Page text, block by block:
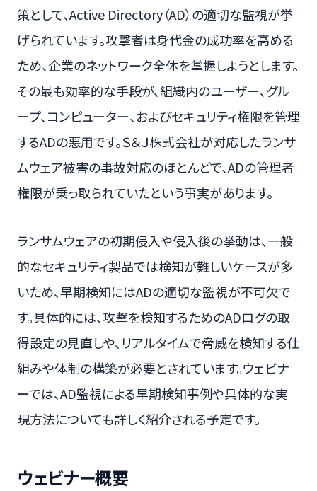
策として、Active Directory（AD）の適切な監視が挙
げられています。攻撃者は身代金の成功率を高める
ため、企業のネットワーク全体を掌握しようとします。
その最も効率的な手段が、組織内のユーザー、グル
ープ、コンピューター、およびセキュリティ権限を管理
するADの悪用です。Ｓ＆Ｊ株式会社が対応したランサ
ムウェア被害の事故対応のほとんどで、ADの管理者
権限が乗っ取られていたという事実があります。
ランサムウェアの初期侵入や侵入後の挙動は、一般
的なセキュリティ製品では検知が難しいケースが多
いため、早期検知にはADの適切な監視が不可欠で
す。具体的には、攻撃を検知するためのADログの取
得設定の見直しや、リアルタイムで脅威を検知する仕
組みや体制の構築が必要とされています。ウェビナ
ーでは、AD監視による早期検知事例や具体的な実
現方法についても詳しく紹介される予定です。
ウェビナー概要